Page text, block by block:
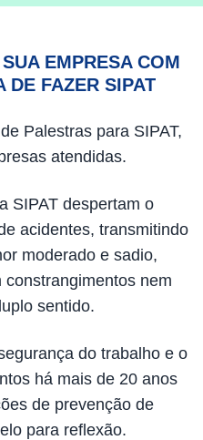
EMPRESA COM
DE FAZER SIPAT
Palestras para SIPAT,
atendidas.
SIPAT despertam o
acidentes, transmitindo
moderado e sadio,
constrangimentos nem
sentido.
do trabalho e o
há mais de 20 anos
de prevenção de
para reflexão.